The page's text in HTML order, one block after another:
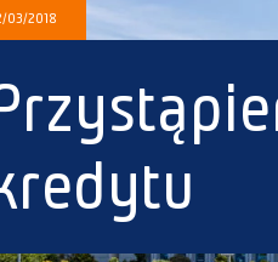
03/2018